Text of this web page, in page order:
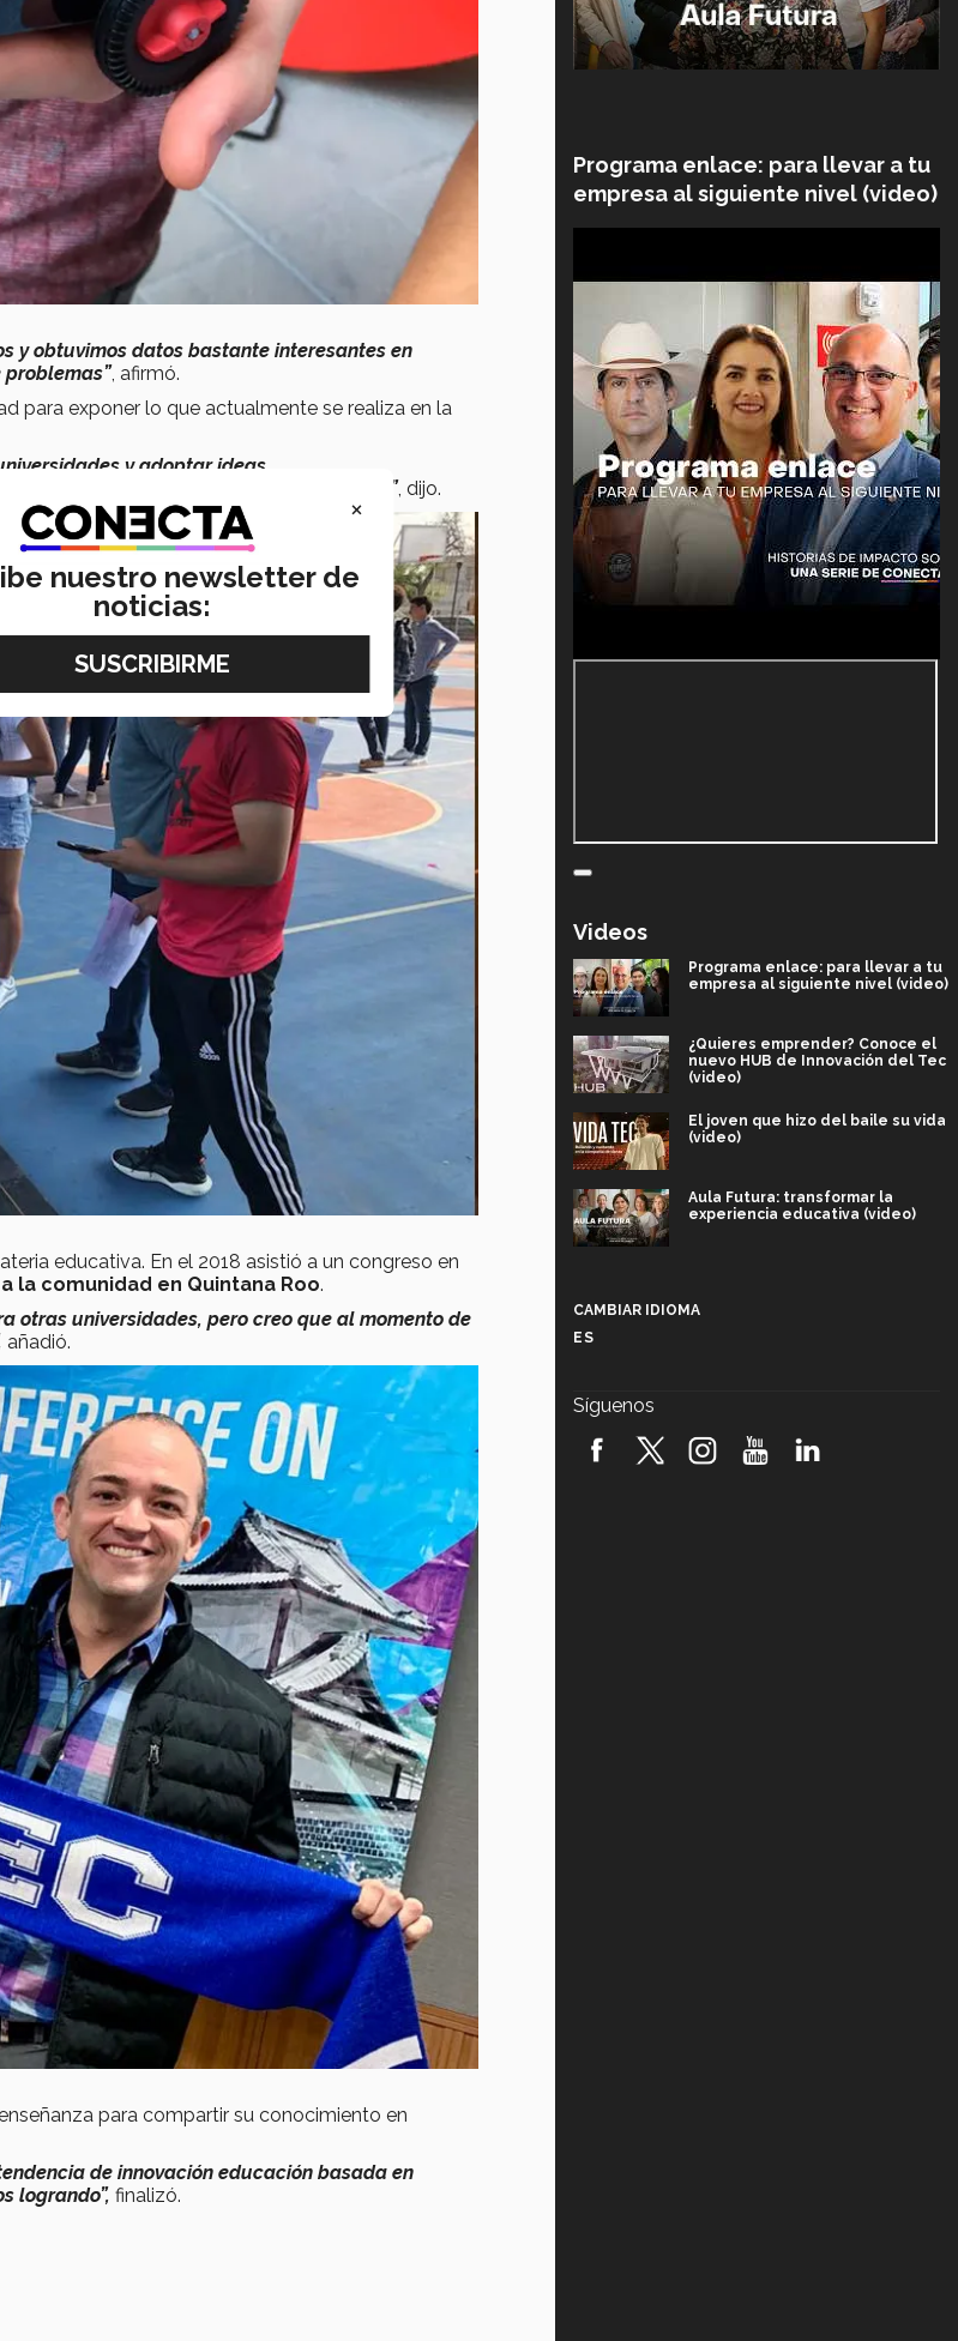
y obtuvimos datos bastante interesantes en
, afirmó.
para exponer lo que actualmente se realiza en la
y adoptar ideas
muy enriquecedor para los profesores”, dijo.
educativa. En el 2018 asistió a un congreso en
la comunidad en Quintana Roo.
otras universidades, pero creo que al momento de
añadió.
para compartir su conocimiento en
de innovación educación basada en
logrando”, finalizó.
Programa enlace: para llevar a tu
empresa al siguiente nivel (video)
Videos
Programa enlace: para llevar a tu
empresa al siguiente nivel (video)
¿Quieres emprender? Conoce el
nuevo HUB de Innovación del Tec
(video)
El joven que hizo del baile su vida
(video)
Aula Futura: transformar la
experiencia educativa (video)
robótica FIRST 2026! (video)
CAMBIAR IDIOMA
ES
Síguenos
×
nuestro newsletter de
noticias: